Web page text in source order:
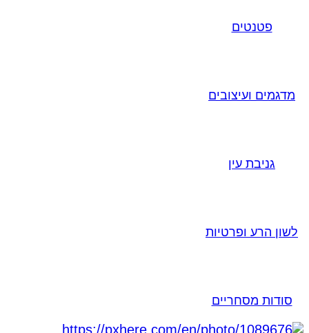
פטנטים
מדגמים ועיצובים
גניבת עין
לשון הרע ופרטיות
סודות מסחריים